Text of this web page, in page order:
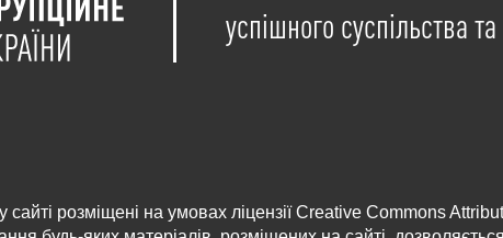
успішного суспільства
розміщені на умовах ліцензіїCreative Commons